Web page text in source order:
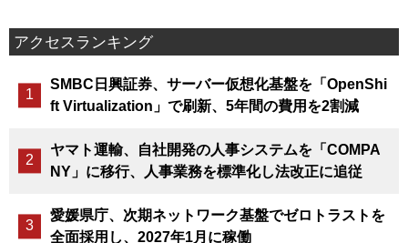
アクセスランキング
SMBC日興証券、サーバー仮想化基盤を「OpenShi
ft Virtualization」で刷新、5年間の費用を2割減
ヤマト運輸、自社開発の人事システムを「COMPA
NY」に移行、人事業務を標準化し法改正に追従
愛媛県庁、次期ネットワーク基盤でゼロトラストを
全面採用し、2027年1月に稼働